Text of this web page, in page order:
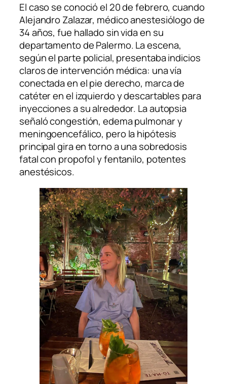
El caso se conoció el 20 de febrero, cuando
Alejandro Zalazar, médico anestesiólogo de
34 años, fue hallado sin vida en su
departamento de Palermo. La escena,
según el parte policial, presentaba indicios
claros de intervención médica: una vía
conectada en el pie derecho, marca de
catéter en el izquierdo y descartables para
inyecciones a su alrededor. La autopsia
señaló congestión, edema pulmonar y
meningoencefálico, pero la hipótesis
principal gira en torno a una sobredosis
fatal con propofol y fentanilo, potentes
anestésicos.